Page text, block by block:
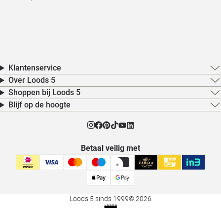
Klantenservice
Over Loods 5
Shoppen bij Loods 5
Blijf op de hoogte
Betaal veilig met
Loods 5 sinds 1999© 2026